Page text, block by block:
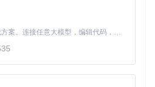
第三方更新器是否会引入恶意代
哪些细节？
版本和官方系统版本
需根据实际情况选择
Claude Code 的开源替代方案。连接任意大模型，编辑代码，运行命令，自动验证 — 全自动执行。用 Rust 构建，极致性能。 ｜ An open-source alternative to Claude Code. Connect any LLM, edit code, run commands, and verify changes — autonomously. Built in Rust for speed. Get Started